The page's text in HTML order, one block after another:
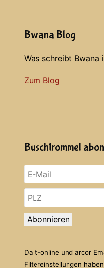
Bwana Blog
Was schreibt Bwana
Zum Blog
Buschtrommel
Abonnieren
Da t-online und arcor
Filtereinstellungen